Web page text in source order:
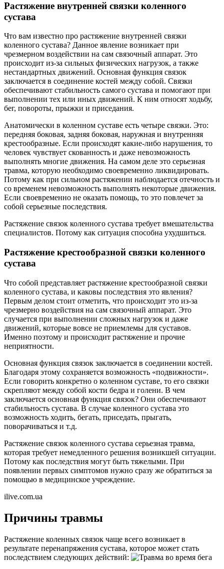
Растяжение внутренней связки коленного
сустава
Что вам известно про растяжение внутренней связки
коленного сустава? Данное явление возникает при
чрезмерном воздействии на сам связочный аппарат. Это
происходит из-за сильных физических нагрузок, а также
нестандартных движений. Основная функция связок
заключается в соединение костей между собой. Связки
обеспечивают стабильность самого сустава и помогают при
выполнении тех или иных движений. К ним относят ходьбу,
бег, повороты, прыжки и приседания.
Анатомически в коленном суставе есть четыре связки. Это:
передняя боковая, задняя боковая, наружная и внутренняя
крестообразные. Если происходят какие-либо нарушения, то
человек чувствует скованность и даже невозможность
выполнять многие движения. На самом деле это серьезная
травма, которую необходимо своевременно ликвидировать.
Потому как при сильном растяжении наблюдается отечность и
со временем невозможность выполнять некоторые движения.
Если своевременно не оказать помощь, то это повлечет за
собой серьезные последствия.
Растяжение связок коленного сустава требует вмешательства
специалистов. Потому как ситуация способна ухудшиться.
Растяжение крестообразной связки коленного
сустава
Что собой представляет растяжение крестообразной связки
коленного сустава, и каковы последствия это явления?
Первым делом стоит отметить, что происходит это из-за
чрезмерно воздействия на сам связочный аппарат. Это
случается при выполнении сложных нагрузок и даже
движений, которые вовсе не приемлемы для суставов.
Именно поэтому и происходит растяжение и прочие
неприятности.
Основная функция связок заключается в соединении костей.
Благодаря этому сохраняется возможность «подвижности».
Если говорить конкретно о коленном суставе, то его связки
скрепляют между собой кости бедра и голени. В чем
заключается основная функция связок? Они обеспечивают
стабильность сустава. В случае коленного сустава это
возможность ходить, бегать, приседать, прыгать,
поворачиваться и т.д.
Растяжение связок коленного сустава серьезная травма,
которая требует немедленного решения возникшей ситуации.
Потому как последствия могут быть тяжелыми. При
появлении первых симптомов нужно сразу же обратиться за
помощью в медицинское учреждение.
ilive.com.ua
Причины травмы
Растяжение коленных связок чаще всего возникает в
результате перенапряжения сустава, которое может стать
последствием следующих действий: